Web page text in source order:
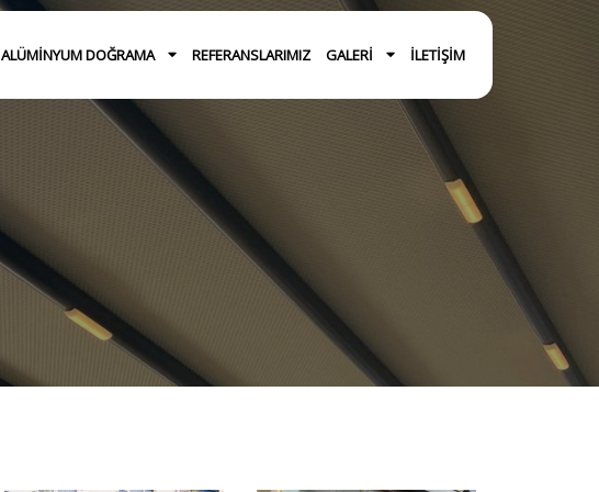
ALÜMINYUM DOĞRAMA REFERANSLARIMIZ GALERI İLETIŞIM